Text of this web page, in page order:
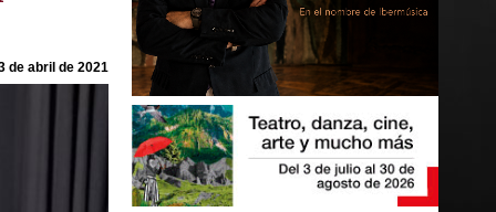
de abril de 2021